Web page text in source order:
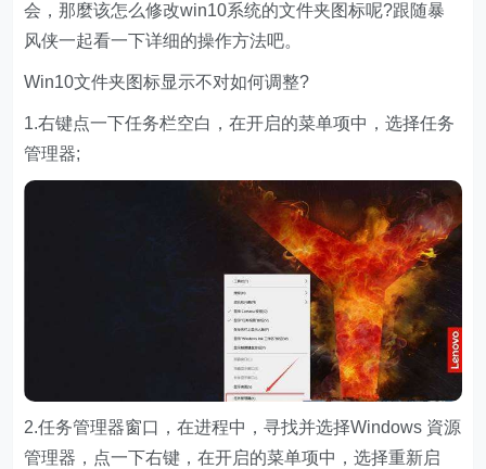
会，那麼该怎么修改win10系统的文件夹图标呢?跟随暴
风侠一起看一下详细的操作方法吧。
Win10文件夹图标显示不对如何调整?
1.右键点一下任务栏空白，在开启的菜单项中，选择任务
管理器;
2.任务管理器窗口，在进程中，寻找并选择Windows 資源
管理器，点一下右键，在开启的菜单项中，选择重新启